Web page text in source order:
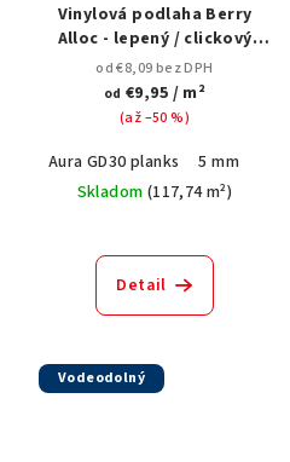
Vinylová podlaha Berry
Alloc - lepený / clickový
systém vinyl - Aura - Winter
Oak Dark Brown
od €8,09 bez DPH
od €9,95 / m²
(až –50 %)
Aura GD30 planks
5 mm
Skladom (117,74 m²)
Detail
Vodeodolný